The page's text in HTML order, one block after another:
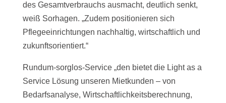
des Gesamtverbrauchs ausmacht, deutlich senkt,
weiß Sorhagen. „Zudem positionieren sich
Pflegeeinrichtungen nachhaltig, wirtschaftlich und
zukunftsorientiert.“
Rundum-sorglos-Service „den bietet die Light as a
Service Lösung unseren Mietkunden – von
Bedarfsanalyse, Wirtschaftlichkeitsberechnung,